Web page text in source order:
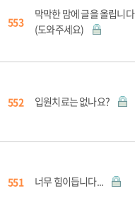
553
막막한 맘에 글을 올립니다
(도와주세요)
552 입원치료는 없나요?
551 너무 힘이듭니다...